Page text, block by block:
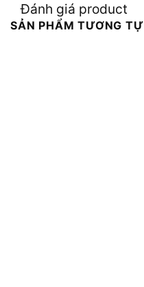
Đánh giá product
SẢN PHẨM TƯƠNG TỰ